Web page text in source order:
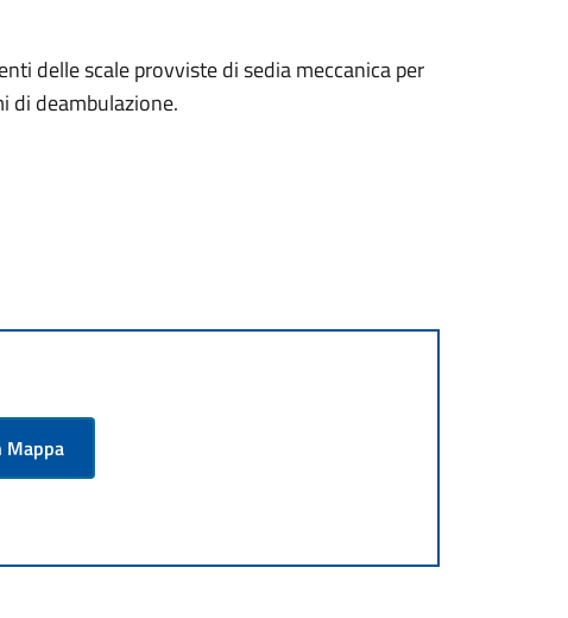
delle scale provviste di sedia meccanica per
di deambulazione.
Mappa